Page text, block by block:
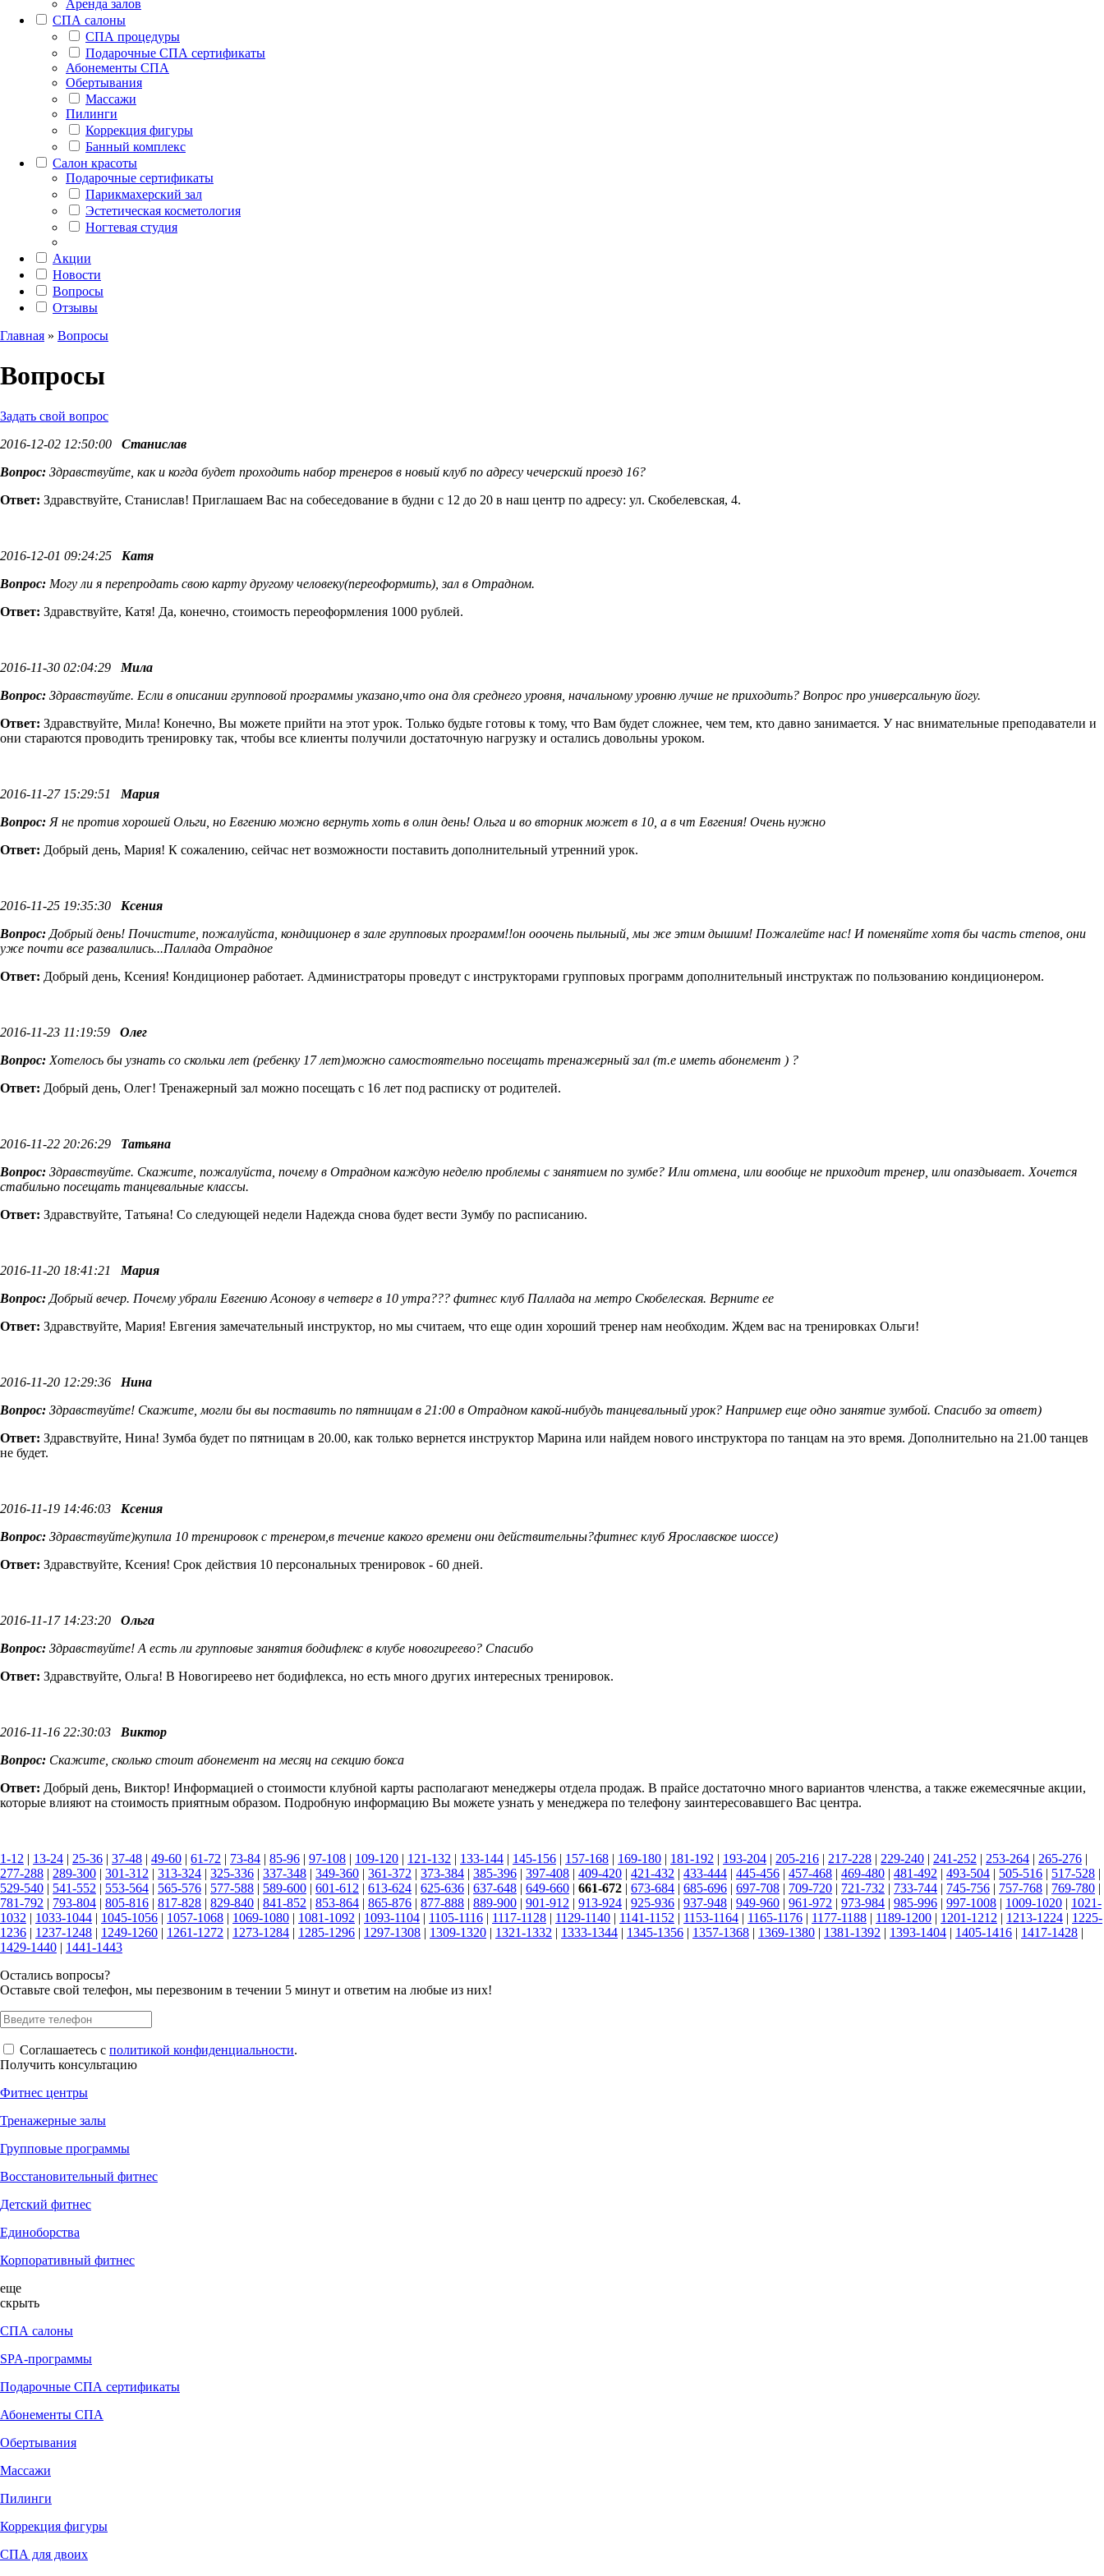
Аренда залов
СПА салоны
СПА процедуры
Подарочные СПА сертификаты
Абонементы СПА
Обертывания
Массажи
Пилинги
Коррекция фигуры
Банный комплекс
Салон красоты
Подарочные сертификаты
Парикмахерский зал
Эстетическая косметология
Ногтевая студия
Акции
Новости
Вопросы
Отзывы
Главная » Вопросы
Вопросы
Задать свой вопрос
2016-12-02 12:50:00 Станислав
Вопрос: Здравствуйте, как и когда будет проходить набор тренеров в новый клуб по адресу чечерский проезд 16?
Ответ: Здравствуйте, Станислав! Приглашаем Вас на собеседование в будни с 12 до 20 в наш центр по адресу: ул. Скобелевская, 4.
2016-12-01 09:24:25 Катя
Вопрос: Могу ли я перепродать свою карту другому человеку(переоформить), зал в Отрадном.
Ответ: Здравствуйте, Катя! Да, конечно, стоимость переоформления 1000 рублей.
2016-11-30 02:04:29 Мила
Вопрос: Здравствуйте. Если в описании групповой программы указано,что она для среднего уровня, начальному уровню лучше не приходить? Вопрос про универсальную йогу.
Ответ: Здравствуйте, Мила! Конечно, Вы можете прийти на этот урок. Только будьте готовы к тому, что Вам будет сложнее, чем тем, кто давно занимается. У нас внимательные преподаватели и
они стараются проводить тренировку так, чтобы все клиенты получили достаточную нагрузку и остались довольны уроком.
2016-11-27 15:29:51 Мария
Вопрос: Я не против хорошей Ольги, но Евгению можно вернуть хоть в олин день! Ольга и во вторник может в 10, а в чт Евгения! Очень нужно
Ответ: Добрый день, Мария! К сожалению, сейчас нет возможности поставить дополнительный утренний урок.
2016-11-25 19:35:30 Ксения
Вопрос: Добрый день! Почистите, пожалуйста, кондиционер в зале групповых программ!!он ооочень пыльный, мы же этим дышим! Пожалейте нас! И поменяйте хотя бы часть степов, они
уже почти все развалились...Паллада Отрадное
Ответ: Добрый день, Ксения! Кондиционер работает. Администраторы проведут с инструкторами групповых программ дополнительный инструктаж по пользованию кондиционером.
2016-11-23 11:19:59 Олег
Вопрос: Хотелось бы узнать со скольки лет (ребенку 17 лет)можно самостоятельно посещать тренажерный зал (т.е иметь абонемент ) ?
Ответ: Добрый день, Олег! Тренажерный зал можно посещать с 16 лет под расписку от родителей.
2016-11-22 20:26:29 Татьяна
Вопрос: Здравствуйте. Скажите, пожалуйста, почему в Отрадном каждую неделю проблемы с занятием по зумбе? Или отмена, или вообще не приходит тренер, или опаздывает. Хочется
стабильно посещать танцевальные классы.
Ответ: Здравствуйте, Татьяна! Со следующей недели Надежда снова будет вести Зумбу по расписанию.
2016-11-20 18:41:21 Мария
Вопрос: Добрый вечер. Почему убрали Евгению Асонову в четверг в 10 утра??? фитнес клуб Паллада на метро Скобелеская. Верните ее
Ответ: Здравствуйте, Мария! Евгения замечательный инструктор, но мы считаем, что еще один хороший тренер нам необходим. Ждем вас на тренировках Ольги!
2016-11-20 12:29:36 Нина
Вопрос: Здравствуйте! Скажите, могли бы вы поставить по пятницам в 21:00 в Отрадном какой-нибудь танцевальный урок? Например еще одно занятие зумбой. Спасибо за ответ)
Ответ: Здравствуйте, Нина! Зумба будет по пятницам в 20.00, как только вернется инструктор Марина или найдем нового инструктора по танцам на это время. Дополнительно на 21.00 танцев
не будет.
2016-11-19 14:46:03 Ксения
Вопрос: Здравствуйте)купила 10 тренировок с тренером,в течение какого времени они действительны?фитнес клуб Ярославское шоссе)
Ответ: Здравствуйте, Ксения! Срок действия 10 персональных тренировок - 60 дней.
2016-11-17 14:23:20 Ольга
Вопрос: Здравствуйте! А есть ли групповые занятия бодифлекс в клубе новогиреево? Спасибо
Ответ: Здравствуйте, Ольга! В Новогиреево нет бодифлекса, но есть много других интересных тренировок.
2016-11-16 22:30:03 Виктор
Вопрос: Скажите, сколько стоит абонемент на месяц на секцию бокса
Ответ: Добрый день, Виктор! Информацией о стоимости клубной карты располагают менеджеры отдела продаж. В прайсе достаточно много вариантов членства, а также ежемесячные акции,
которые влияют на стоимость приятным образом. Подробную информацию Вы можете узнать у менеджера по телефону заинтересовавшего Вас центра.
1-12 | 13-24 | 25-36 | 37-48 | 49-60 | 61-72 | 73-84 | 85-96 | 97-108 | 109-120 | 121-132 | 133-144 | 145-156 | 157-168 | 169-180 | 181-192 | 193-204 | 205-216 | 217-228 | 229-240 | 241-252 | 253-264 | 265-276 |
277-288 | 289-300 | 301-312 | 313-324 | 325-336 | 337-348 | 349-360 | 361-372 | 373-384 | 385-396 | 397-408 | 409-420 | 421-432 | 433-444 | 445-456 | 457-468 | 469-480 | 481-492 | 493-504 | 505-516 | 517-528 |
529-540 | 541-552 | 553-564 | 565-576 | 577-588 | 589-600 | 601-612 | 613-624 | 625-636 | 637-648 | 649-660 | 661-672 | 673-684 | 685-696 | 697-708 | 709-720 | 721-732 | 733-744 | 745-756 | 757-768 | 769-780 |
781-792 | 793-804 | 805-816 | 817-828 | 829-840 | 841-852 | 853-864 | 865-876 | 877-888 | 889-900 | 901-912 | 913-924 | 925-936 | 937-948 | 949-960 | 961-972 | 973-984 | 985-996 | 997-1008 | 1009-1020 | 1021-
1032 | 1033-1044 | 1045-1056 | 1057-1068 | 1069-1080 | 1081-1092 | 1093-1104 | 1105-1116 | 1117-1128 | 1129-1140 | 1141-1152 | 1153-1164 | 1165-1176 | 1177-1188 | 1189-1200 | 1201-1212 | 1213-1224 | 1225-
1236 | 1237-1248 | 1249-1260 | 1261-1272 | 1273-1284 | 1285-1296 | 1297-1308 | 1309-1320 | 1321-1332 | 1333-1344 | 1345-1356 | 1357-1368 | 1369-1380 | 1381-1392 | 1393-1404 | 1405-1416 | 1417-1428 |
1429-1440 | 1441-1443
Остались вопросы?
Оставьте свой телефон, мы перезвоним в течении 5 минут и ответим на любые из них!
Соглашаетесь с политикой конфиденциальности.
Получить консультацию
Фитнес центры
Тренажерные залы
Групповые программы
Восстановительный фитнес
Детский фитнес
Единоборства
Корпоративный фитнес
еще
скрыть
СПА салоны
SPA-программы
Подарочные СПА сертификаты
Абонементы СПА
Обертывания
Массажи
Пилинги
Коррекция фигуры
СПА для двоих